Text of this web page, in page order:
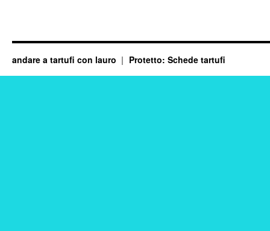
andare a tartufi con lauro Protetto: Schede tartufi